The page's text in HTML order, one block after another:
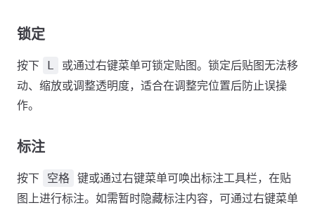
锁定
按下 L
或通过右键菜单可锁定贴图。锁定后贴图无法移
动、缩放或调整透明度，适合在调整完位置后防止误操
作。
标注
按下 空格 键或通过右键菜单可唤出标注工具栏，在贴
图上进行标注。如需暂时隐藏标注内容，可通过右键菜单